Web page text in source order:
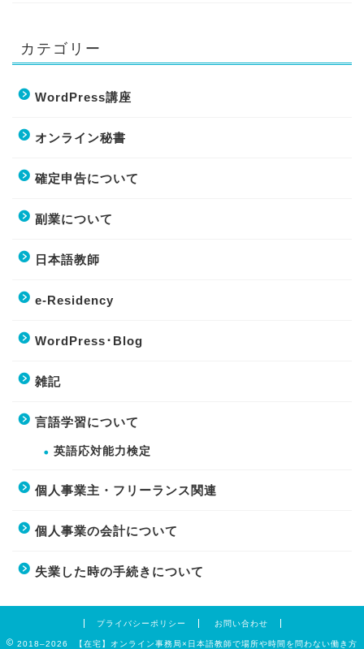
カテゴリー
WordPress講座
オンライン秘書
確定申告について
副業について
日本語教師
e-Residency
WordPress･Blog
雑記
言語学習について
英語応対能力検定
個人事業主・フリーランス関連
個人事業の会計について
失業した時の手続きについて
プライバシーポリシー お問い合わせ
2018–2026 【在宅】オンライン事務局×日本語教師で場所や時間を問わない働き方